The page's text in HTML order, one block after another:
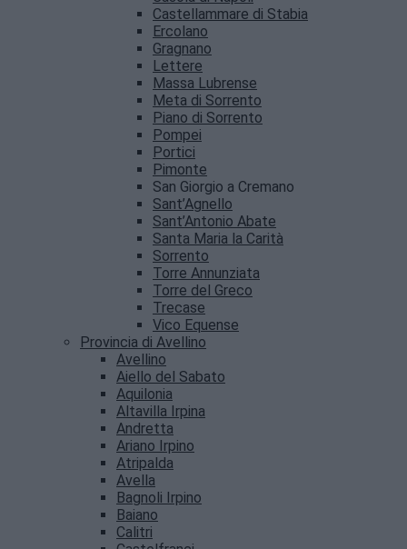
Castellammare di Stabia
Ercolano
Gragnano
Lettere
Massa Lubrense
Meta di Sorrento
Piano di Sorrento
Pompei
Portici
Pimonte
San Giorgio a Cremano
Sant’Agnello
Sant’Antonio Abate
Santa Maria la Carità
Sorrento
Torre Annunziata
Torre del Greco
Trecase
Vico Equense
Provincia di Avellino
Avellino
Aiello del Sabato
Aquilonia
Altavilla Irpina
Andretta
Ariano Irpino
Atripalda
Avella
Bagnoli Irpino
Baiano
Calitri